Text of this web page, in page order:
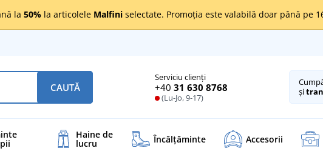
la 50% la articolele Malfini selectate. Promoția este valabilă doar până pe
Serviciu clienți
+40 31 630 8768
(Lu-Jo, 9-17)
CAUTĂ
și
Haine de
lucru Încălţăminte Accesorii